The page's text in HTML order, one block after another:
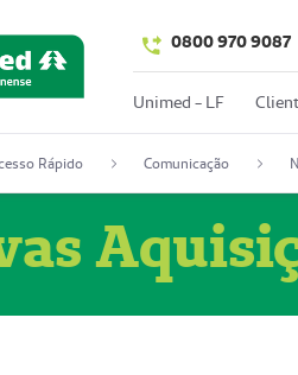
0800 970 9087
Unimed - LF
Rápido Comunicação